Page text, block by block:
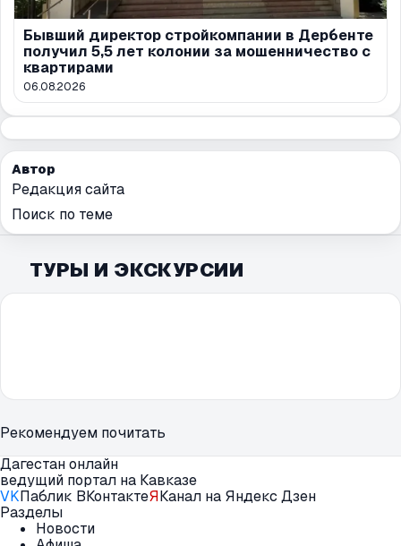
Бывший директор стройкомпании в Дербенте
получил 5,5 лет колонии за мошенничество с
квартирами
06.08.2026
Автор
Редакция сайта
Поиск по теме
ТУРЫ И ЭКСКУРСИИ
Рекомендуем почитать
Дагестан онлайн
ведущий портал на Кавказе
VKПаблик ВКонтактеЯКанал на Яндекс Дзен
Разделы
Новости